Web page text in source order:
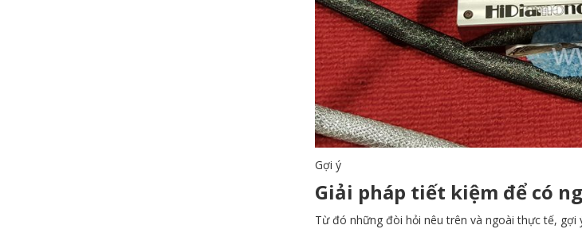
Gợi ý
Giải pháp tiết kiệm để có
Từ đó những đòi hỏi nêu trên và ngoài thực tế, gợi